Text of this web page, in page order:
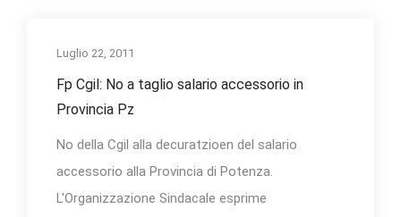
Luglio 22, 2011
Fp Cgil: No a taglio salario accessorio in
Provincia Pz
No della Cgil alla decuratzioen del salario
accessorio alla Provincia di Potenza.
L'Organizzazione Sindacale esprime